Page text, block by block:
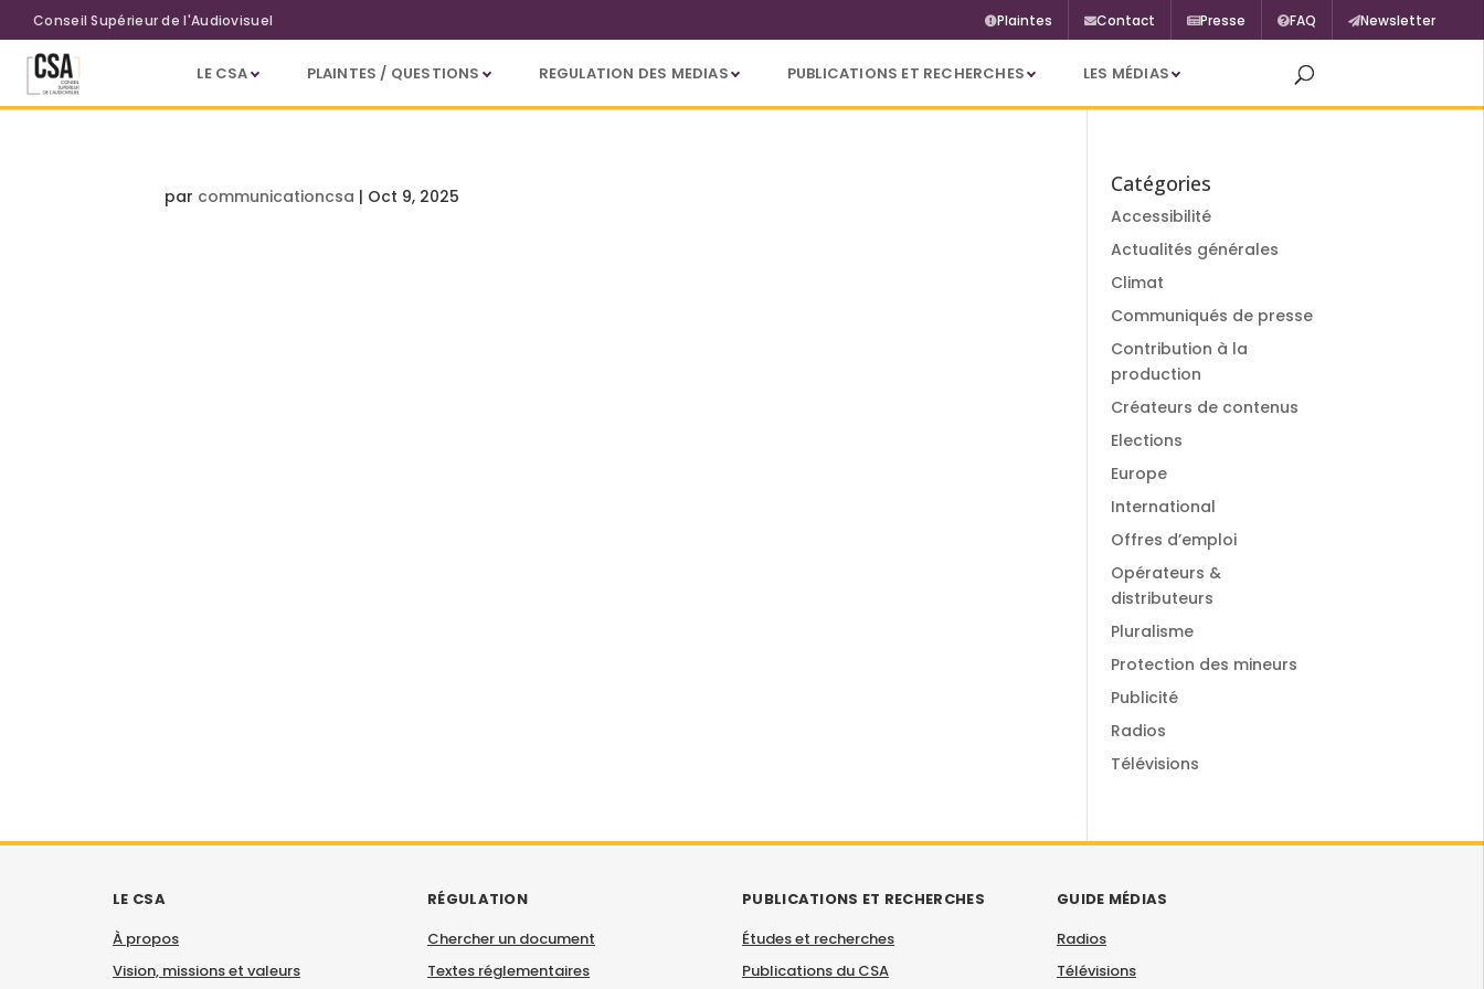
Aller au contenu principal
Conseil Supérieur de l'Audiovisuel Plaintes Contact Presse FAQ Newsletter
LE CSA PLAINTES / QUESTIONS REGULATION DES MEDIAS PUBLICATIONS ET RECHERCHES LES MÉDIAS
par communicationcsa | Oct 9, 2025 Catégories
Accessibilité
Actualités générales
Climat
Communiqués de presse
Contribution à la
production
Créateurs de contenus
Elections
Europe
International
Offres d’emploi
Opérateurs &
distributeurs
Pluralisme
Protection des mineurs
Publicité
Radios
Télévisions
LE CSA
À propos
Vision, missions et valeurs
RÉGULATION
Chercher un document
Textes réglementaires
PUBLICATIONS ET RECHERCHES
Études et recherches
Publications du CSA
GUIDE MÉDIAS
Radios
Télévisions